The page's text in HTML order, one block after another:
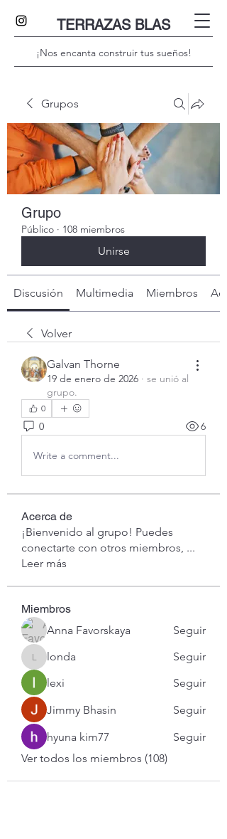
TERRAZAS BLAS
¡Nos encanta construir tus sueños!
Grupos
Grupo
Público · 108 miembros
Unirse
Discusión Multimedia Miembros
Volver
Galvan Thorne
19 de enero de 2026 · se unió al
grupo.
0
0 6
Write a comment...
Acerca de
¡Bienvenido al grupo! Puedes
conectarte con otros miembros, ...
Leer más
Miembros
Anna Favorskaya
Seguir
londalonda
Seguir
lexi
Seguir
Jimmy Bhasin
Seguir
hyuna kim77
Seguir
Ver todos los miembros (108)